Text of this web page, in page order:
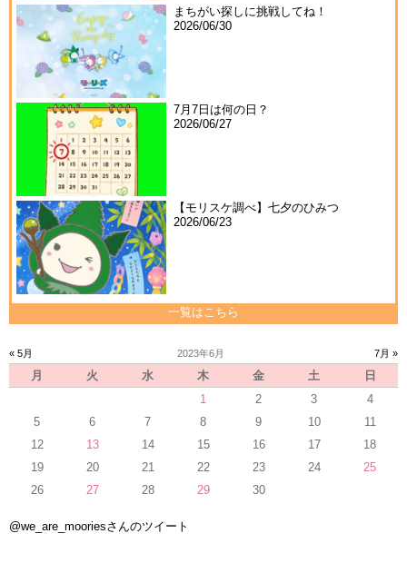
まちがい探しに挑戦してね！
2026/06/30
7月7日は何の日？
2026/06/27
【モリスケ調べ】七夕のひみつ
2026/06/23
一覧はこちら
« 5月 2023年6月 7月 »
月 火 水 木 金 土
日
1
2 3
4
5
6 7 8 9 10
11
12
13 14 15 16 17
18
19
20 21 22 23 24
25
26
27 28 29 30
@we_are_mooriesさんのツイート